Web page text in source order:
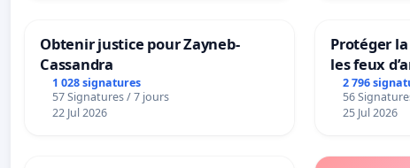
nicole.spillmann@mecfs.ch
Dr. Andreas Walther
Psychologie clinique et psychothérapie
Université de Zurich, Zurich, Suisse
Obtenir justice pour Zayneb-
Cassandra
1 028 signatures
57 Signatures / 7 jours
22 Jul 2026
Protéger
les feux
2 796
56
25 Jul 2026